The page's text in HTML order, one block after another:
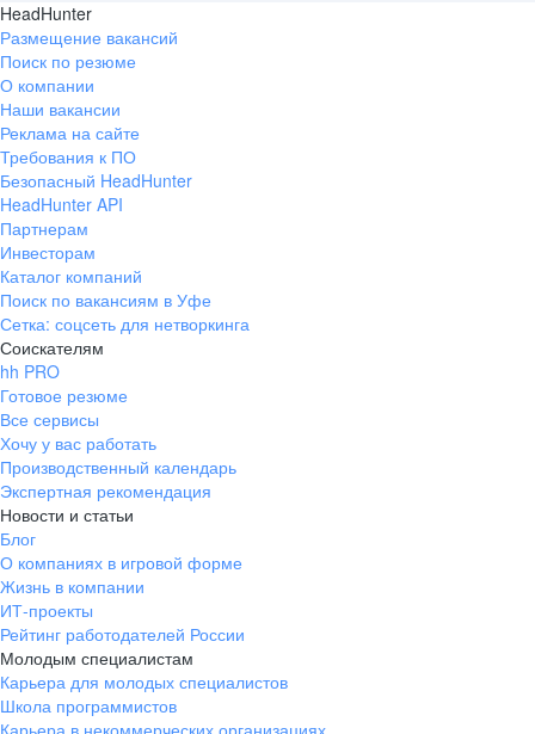
HeadHunter
Размещение вакансий
Поиск по резюме
О компании
Наши вакансии
Реклама на сайте
Требования к ПО
Безопасный HeadHunter
HeadHunter API
Партнерам
Инвесторам
Каталог компаний
Поиск по вакансиям в Уфе
Сетка: соцсеть для нетворкинга
Соискателям
hh PRO
Готовое резюме
Все сервисы
Хочу у вас работать
Производственный календарь
Экспертная рекомендация
Новости и статьи
Блог
О компаниях в игровой форме
Жизнь в компании
ИТ-проекты
Рейтинг работодателей России
Молодым специалистам
Карьера для молодых специалистов
Школа программистов
Карьера в некоммерческих организациях